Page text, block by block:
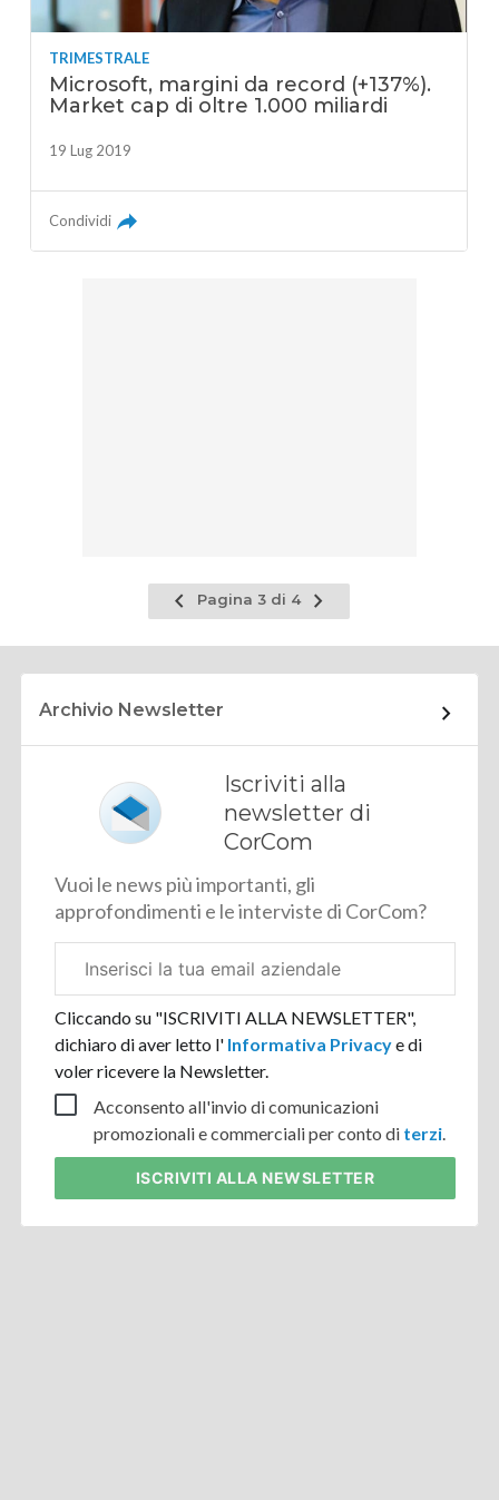
TRIMESTRALE
Microsoft, margini da record (+137%).
Market cap di oltre 1.000 miliardi
19 Lug 2019
Condividi
Pagina
precedente
Pagina 3 di 4
Pagina
successiva
Archivio Newsletter
Iscriviti alla
newsletter di
CorCom
Vuoi le news più importanti, gli
approfondimenti e le interviste di CorCom?
aziendale
Cliccando su "ISCRIVITI ALLA NEWSLETTER",
dichiaro di aver letto l' Informativa Privacye di
voler ricevere la Newsletter.
Acconsento all'invio di comunicazioni
promozionali e commerciali per conto di terzi.
ISCRIVITI ALLA NEWSLETTER